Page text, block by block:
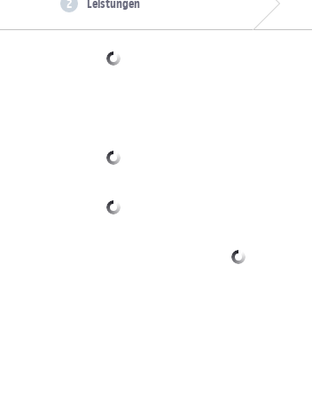
Leistungen